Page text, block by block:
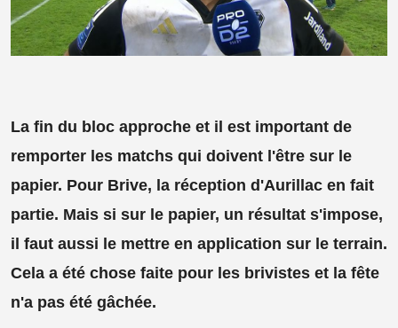
La fin du bloc approche et il est important de
remporter les matchs qui doivent l'être sur le
papier. Pour Brive, la réception d'Aurillac en fait
partie. Mais si sur le papier, un résultat s'impose,
il faut aussi le mettre en application sur le terrain.
Cela a été chose faite pour les brivistes et la fête
n'a pas été gâchée.